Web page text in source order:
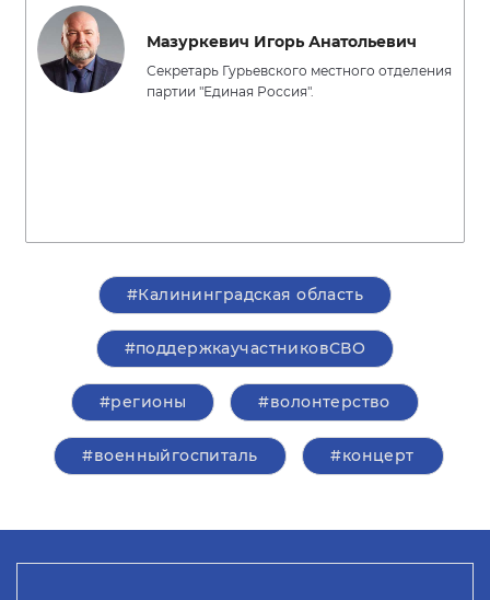
Мазуркевич Игорь Анатольевич
Секретарь Гурьевского местного отделения
партии "Единая Россия".
#Калининградская область
#поддержкаучастниковСВО
#регионы #волонтерство
#военныйгоспиталь #концерт